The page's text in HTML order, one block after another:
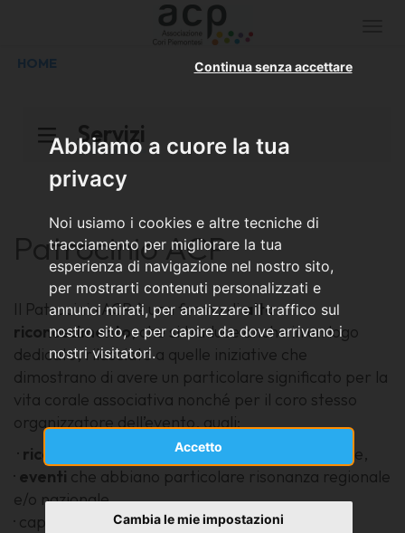
Abbiamo a cuore la tua
privacy
Noi usiamo i cookies e altre tecniche di
tracciamento per migliorare la tua
esperienza di navigazione nel nostro sito,
per mostrarti contenuti personalizzati e
annunci mirati, per analizzare il traffico sul
nostro sito, e per capire da dove arrivano i
nostri visitatori.
Accetto
Continua senza accettare
Cambia le mie impostazioni
HOME
Servizi
Patrocinio ACP
Il Patrocinio ACP è una forma dialto
riconoscimento, che si traduce anche in un logo
dedicato, rilasciato a quelle iniziative che
dimostrano di avere un particolare significato per la
vita corale associativa nonché per il coro stesso
organizzatore dell’evento, quali:
· ricorrenze
a partire dai 5 anni della fondazione,
· eventi che abbiano particolare risonanza regionale
e/o nazionale
· capacità di
coinvolgimentodi differenti realtà